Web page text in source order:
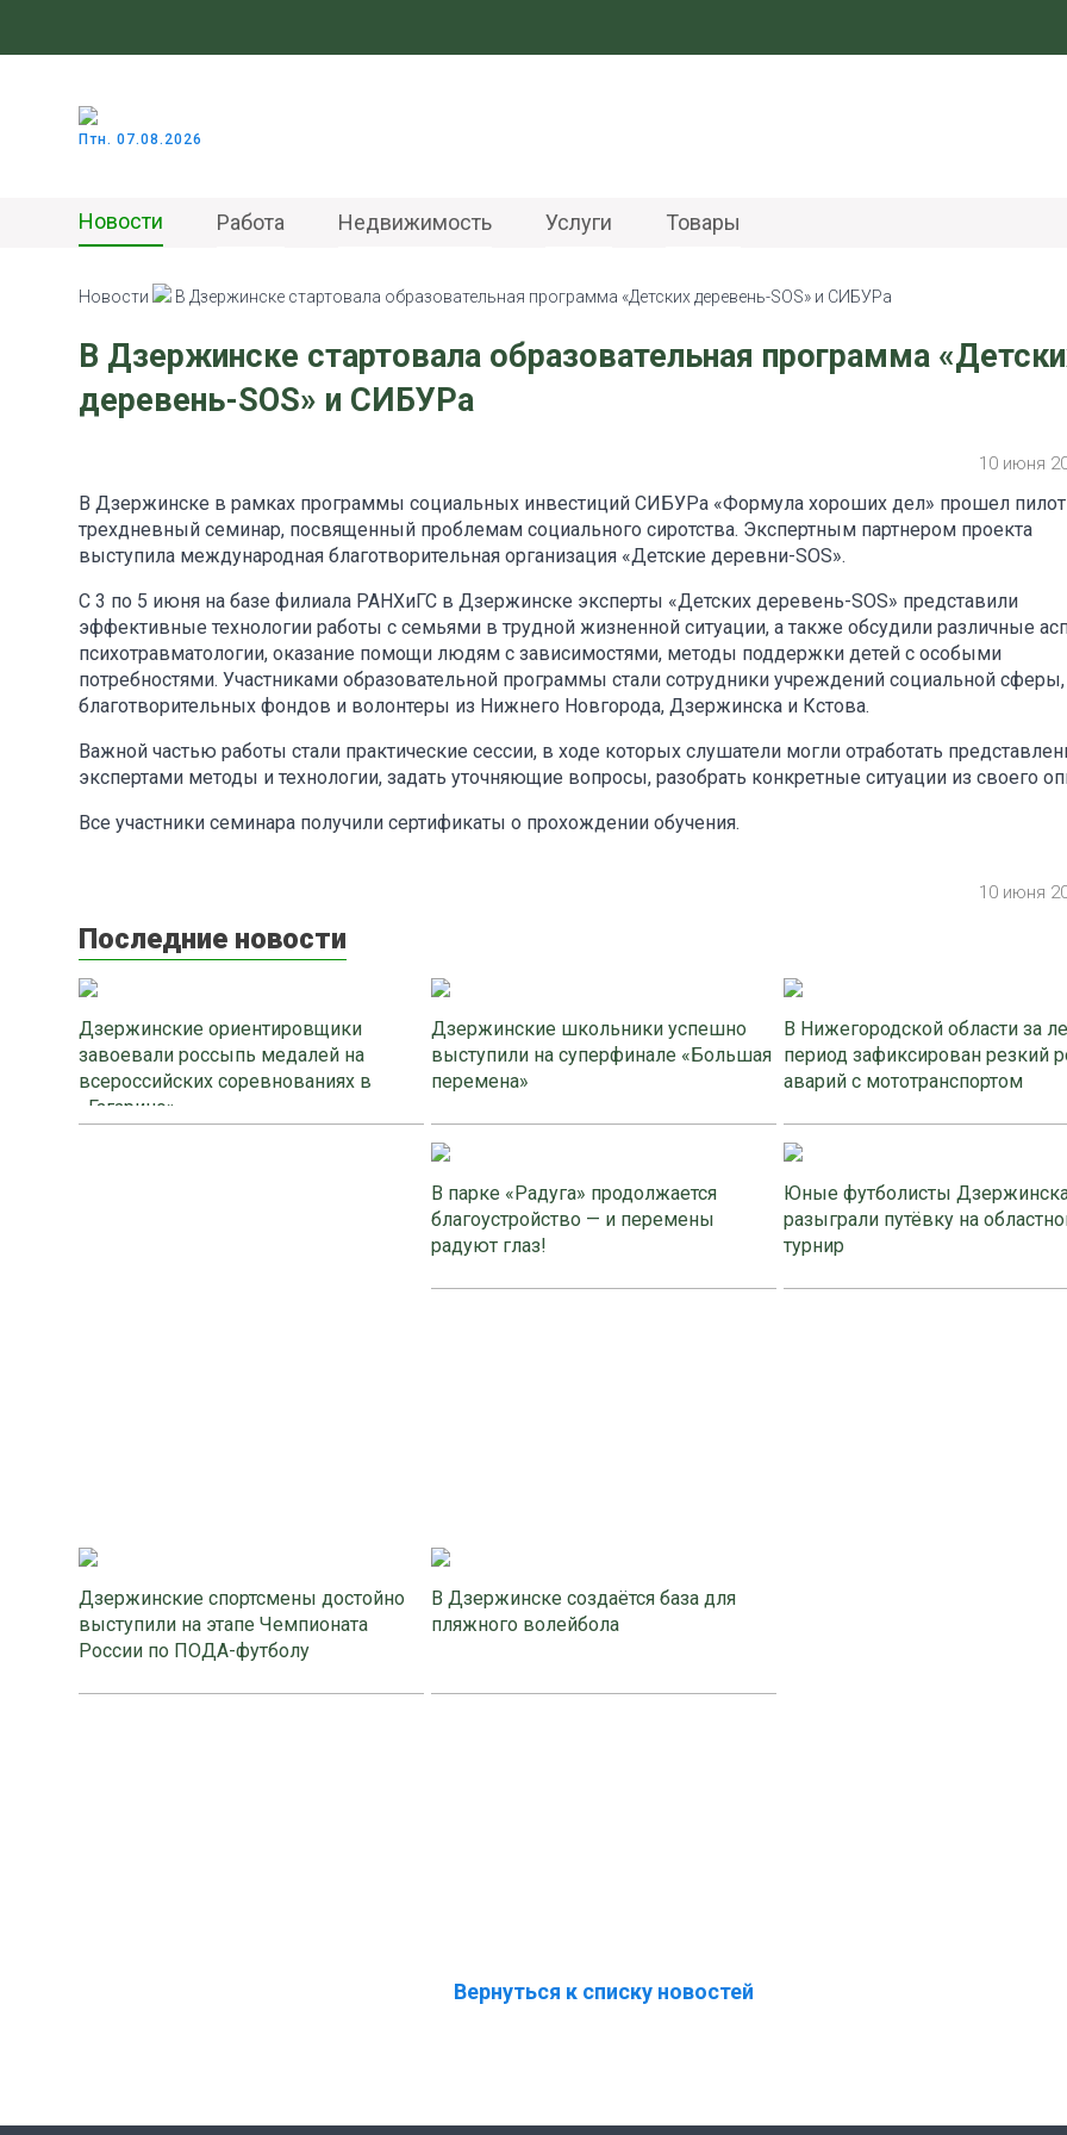
Птн. 07.08.2026
Новости Работа Недвижимость Услуги Товары
Новости В Дзержинске стартовала образовательная программа «Детских деревень-SOS» и СИБУРа
В Дзержинске стартовала образовательная программа
деревень-SOS» и СИБУРа
10 июня
В Дзержинске в рамках программы социальных инвестиций СИБУРа «Формула хороших дел» прошел
трехдневный семинар, посвященный проблемам социального сиротства. Экспертным партнером проекта
выступила международная благотворительная организация «Детские деревни-SOS».
С 3 по 5 июня на базе филиала РАНХиГС в Дзержинске эксперты «Детских деревень-SOS» представили
эффективные технологии работы с семьями в трудной жизненной ситуации, а также обсудили различные
психотравматологии, оказание помощи людям с зависимостями, методы поддержки детей с особыми
потребностями. Участниками образовательной программы стали сотрудники учреждений социальной сферы,
благотворительных фондов и волонтеры из Нижнего Новгорода, Дзержинска и Кстова.
Важной частью работы стали практические сессии, в ходе которых слушатели могли отработать
экспертами методы и технологии, задать уточняющие вопросы, разобрать конкретные ситуации из своего
Все участники семинара получили сертификаты о прохождении обучения.
10 июня
Последние новости
Дзержинские ориентировщики
завоевали россыпь медалей на
всероссийских соревнованиях в
«Гагарино»
Дзержинские школьники успешно
выступили на суперфинале «Большая
перемена»
В Нижегородской области за
период зафиксирован резкий
аварий с мототранспортом
В парке «Радуга» продолжается
благоустройство — и перемены
радуют глаз!
Юные футболисты
разыграли путёвку на
турнир
Дзержинские спортсмены достойно
выступили на этапе Чемпионата
России по ПОДА-футболу
В Дзержинске создаётся база для
пляжного волейбола
Вернуться к списку новостей